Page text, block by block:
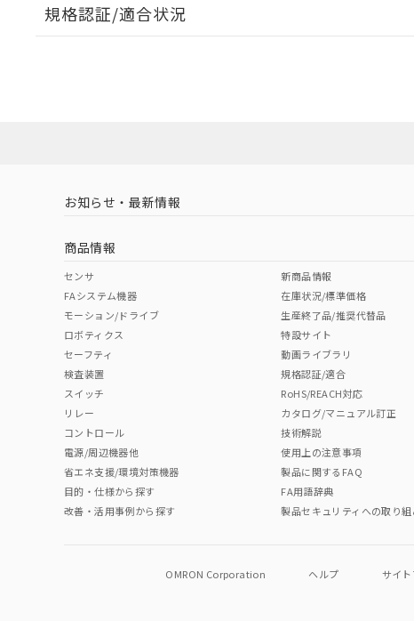
EU RoHS 注意事項・凡例
中国 RoHS 注意事項・凡例
中国 RoHS表
Pb Hg Cr(VI)
"対応済み"や非含有の記載がされた商品であっても、流通在
非含有品が必要な際は、弊社営業部門もしくは販売店へお問い
規格認証/適合状況
お知らせ・最新情報
商品情報
センサ
FAシステム機器
モーション/ドライブ
ロボティクス
セーフティ
検査装置
スイッチ
リレー
コントロール
電源/周辺機器他
省エネ支援/環境対策機器
目的・仕様から探す
改善・活用事例から探す
新商品情報
在庫状況/標準価格
生産終了品/推奨代替品
特設サイト
動画ライブラリ
規格認証/適合
RoHS/REACH対応
カタログ/マニュアル訂正
技術解説
使用上の注意事項
製品に関するFAQ
FA用語辞典
製品セキュリティへの取り
OMRON Corporation ヘルプ サイ